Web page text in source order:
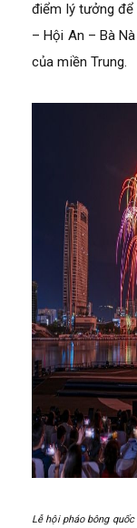
điểm lý tưởng
– Hội An – Bà
của miền Trung.
Lễ hội pháo bông